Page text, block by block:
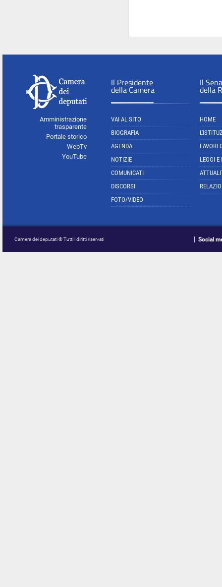
Amministrazione
trasparente
Portale storico
WebTv
YouTube
Il Presidente
della Camera
VAI AL SITO
BIOGRAFIA
AGENDA
NOTIZIE
COMUNICATI
DISCORSI
FOTO/VIDEO
Il
della
HOME
LAVORI
LEGGI E
Camera dei deputati © Tutti i diritti riservati Social